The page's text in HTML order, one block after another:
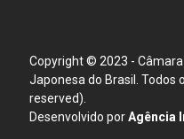
Copyright © 2023 -
Japonesa do Brasil. Todos
reserved).
Desenvolvido porAgência